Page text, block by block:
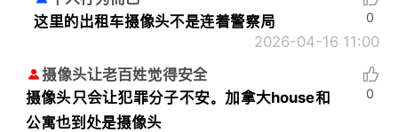
这里的出租车摄像头不是连着警察局
2026-04-16 11:00
0
摄像头让老百姓觉得安全
摄像头只会让犯罪分子不安。加拿大house和
公寓也到处是摄像头
0